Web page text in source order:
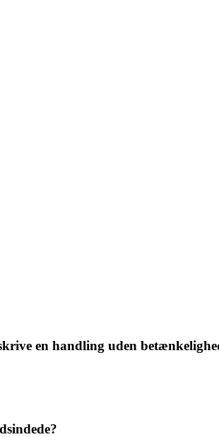
en handling uden